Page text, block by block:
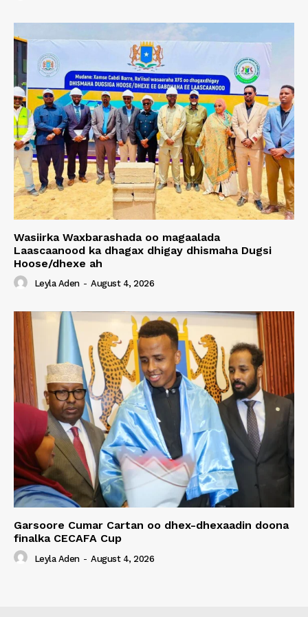
Wasiirka Waxbarashada oo magaalada
Laascaanood ka dhagax dhigay dhismaha Dugsi
Hoose/dhexe ah
Leyla Aden - August 4, 2026
Garsoore Cumar Cartan oo dhex-dhexaadin doona
finalka CECAFA Cup
Leyla Aden - August 4, 2026